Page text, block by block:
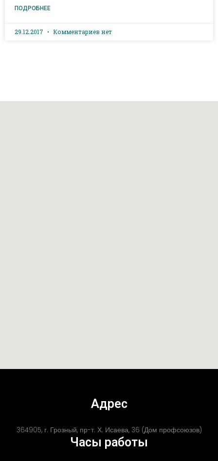
ПОДРОБНЕЕ
29.12.2017 Комментариев нет
Адрес
364905, г. Грозный, пр-т. Х. Исаева, 36 (Дом профсоюзов)
Часы работы